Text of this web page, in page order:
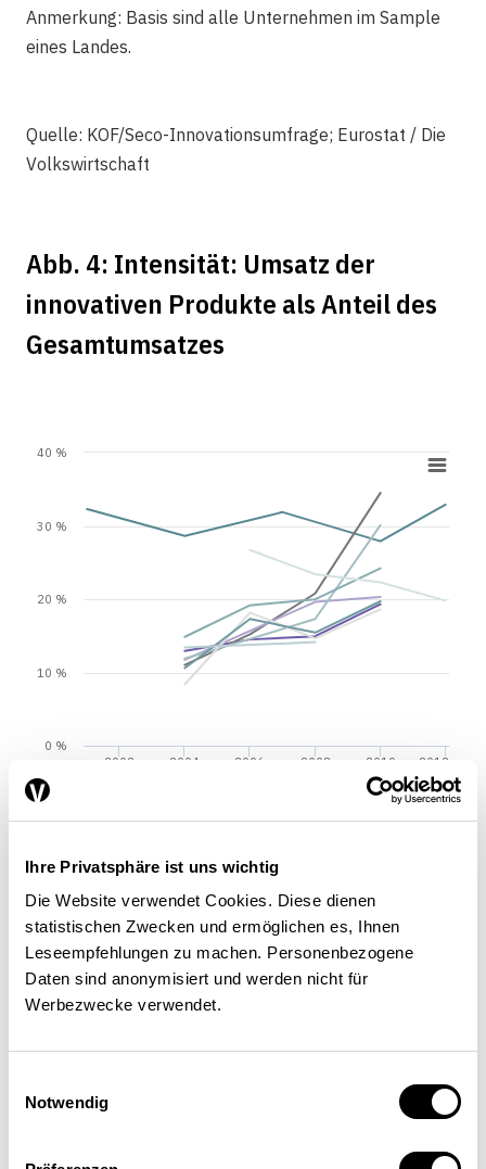
Ihre Privatsphäre ist uns wichtig
Die Website verwendet Cookies. Diese dienen
statistischen Zwecken und ermöglichen es, Ihnen
Leseempfehlungen zu machen. Personenbezogene
Daten sind anonymisiert und werden nicht für
Werbezwecke verwendet.
Notwendig
Anmerkung: Basis sind alle Unternehmen im Sample
eines Landes.
Quelle: KOF/Seco-Innovationsumfrage; Eurostat / Die
Volkswirtschaft
Abb. 4: Intensität: Umsatz der
innovativen Produkte als Anteil des
Gesamtumsatzes
Dänemark
2002 2004 2006 2008 2010 2012
0 %
10 %
20 %
30 %
40 %
Anmerkung: Basis sind die innovierenden Unternehmen
in einem Land.